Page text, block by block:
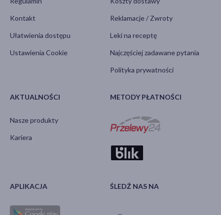
Kontakt
Ułatwienia dostępu
Ustawienia Cookie
Reklamacje / Zwroty
Leki na receptę
Najczęściej zadawane pytania
Polityka prywatności
AKTUALNOŚCI
Nasze produkty
Kariera
METODY PŁATNOŚCI
APLIKACJA ŚLEDŹ NAS NA